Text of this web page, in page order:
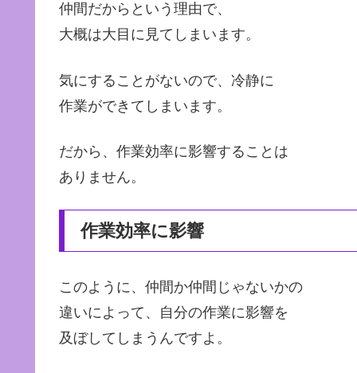
仲間だからという理由で、
大概は大目に見てしまいます。
気にすることがないので、冷静に
作業ができてしまいます。
だから、作業効率に影響することは
ありません。
作業効率に影響
このように、仲間か仲間じゃないかの
違いによって、自分の作業に影響を
及ぼしてしまうんですよ。